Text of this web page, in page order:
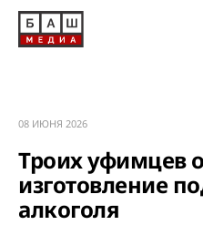
08 ИЮНЯ 2026
Троих уфимцев
изготовление
алкоголя